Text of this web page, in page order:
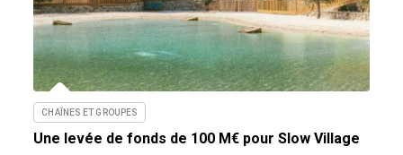
CHAÎNES ET GROUPES
Une levée de fonds de 100 M€ pour Slow Village